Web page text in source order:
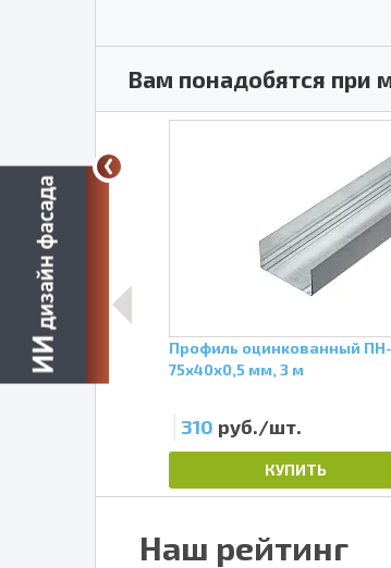
Вам понадобятся при
ПП
Профиль оцинкованный
75х40х0,5 мм, 3 м
310 руб./шт.
КУПИТЬ
Наш рейтинг